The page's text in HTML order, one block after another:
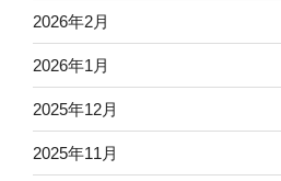
2026年2月
2026年1月
2025年12月
2025年11月